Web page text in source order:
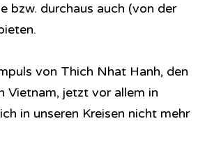
bzw. durchaus auch (von der
von Thich Nhat Hanh, den
Vietnam, jetzt vor allem in
in unseren Kreisen nicht mehr